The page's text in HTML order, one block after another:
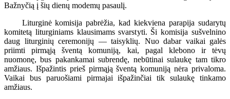
Bažnyčią į šių dienų modemų pasaulį.
Liturginė komisija pabrėžia, kad kiekviena parapija sudarytų
komitetą liturginiams klausimams svarstyti. Ši komisija sušvelnino
daug liturginių ceremonijų — taisyklių. Nuo dabar vaikai galės
priimti pirmąją šventą komuniją, kai, pagal klebono ir tėvų
nuomonę, bus pakankamai subrendę, nebūtinai sulaukę tam tikro
amžiaus. Išpažintis prieš pirmąją šventą komuniją nėra privaloma.
Vaikai bus paruošiami pirmajai išpažinčiai tik sulaukę tinkamo
amžiaus.